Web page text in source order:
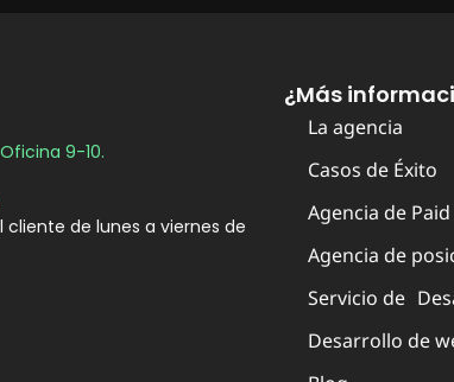
9-10.
cliente de lunes a viernes de
¿Más
La agencia
Casos de Éxito
Agencia de
Agencia de
Servicio de
Desarrollo de